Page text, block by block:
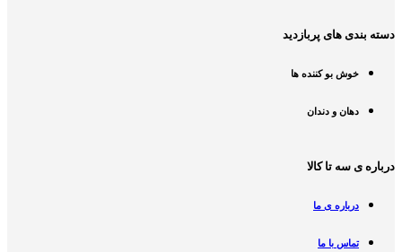
دسته بندی های پربازدید
خوش بو کننده ها
دهان و دندان
درباره ی سه تا کالا
درباره ی ما
تماس با ما